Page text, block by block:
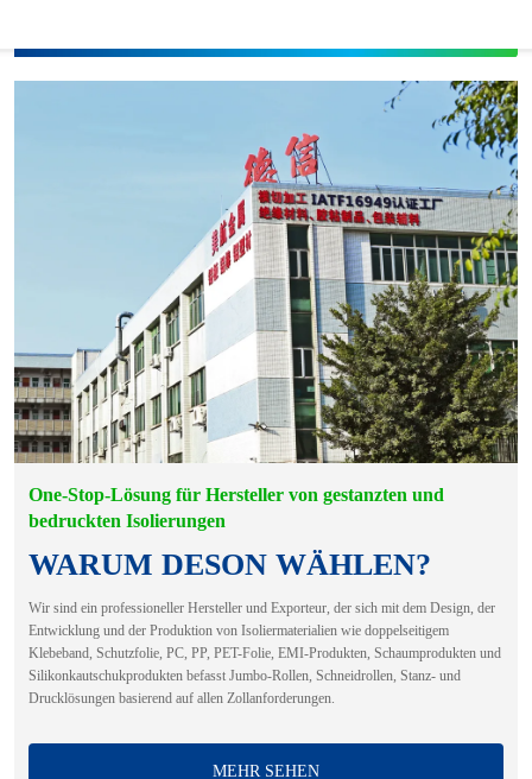
One-Stop-Lösung für Hersteller von gestanzten und
bedruckten Isolierungen
WARUM DESON WÄHLEN?
Wir sind ein professioneller Hersteller und Exporteur, der sich mit dem Design, der
Entwicklung und der Produktion von Isoliermaterialien wie doppelseitigem
Klebeband, Schutzfolie, PC, PP, PET-Folie, EMI-Produkten, Schaumprodukten und
Silikonkautschukprodukten befasst Jumbo-Rollen, Schneidrollen, Stanz- und
Drucklösungen basierend auf allen Zollanforderungen.
MEHR SEHEN